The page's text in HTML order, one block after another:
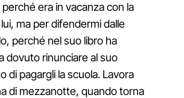
era in vacanza con la
ma per difendermi dalle
perché nel suo libro ha
dovuto rinunciare al suo
pagargli la scuola. Lavora
di mezzanotte, quando torna